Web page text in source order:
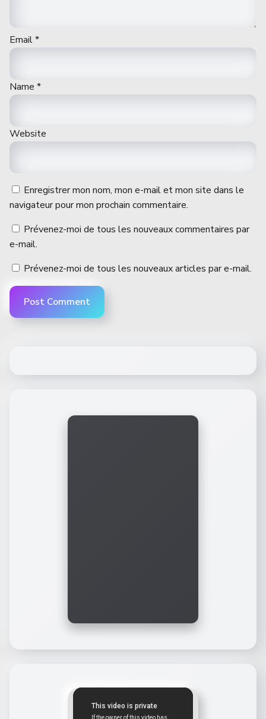
Email*
Name *
Website
Enregistrer mon nom, mon e-mail et mon site dans le
navigateur pour mon prochain commentaire.
Prévenez-moi de tous les nouveaux commentaires par
e-mail.
Prévenez-moi de tous les nouveaux articles par e-mail.